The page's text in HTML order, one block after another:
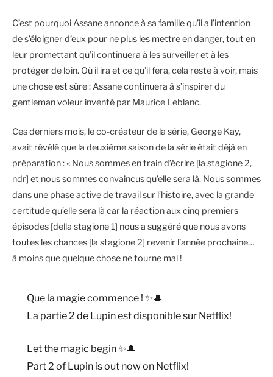
C’est pourquoi Assane annonce à sa famille qu’il a l’intention
de s’éloigner d’eux pour ne plus les mettre en danger, tout en
leur promettant qu’il continuera à les surveiller et à les
protéger de loin. Où il ira et ce qu’il fera, cela reste à voir, mais
une chose est sûre : Assane continuera à s’inspirer du
gentleman voleur inventé par Maurice Leblanc.
Ces derniers mois, le co-créateur de la série, George Kay,
avait révélé que la deuxième saison de la série était déjà en
préparation : « Nous sommes en train d’écrire [la stagione 2,
ndr] et nous sommes convaincus qu’elle sera là. Nous sommes
dans une phase active de travail sur l’histoire, avec la grande
certitude qu’elle sera là car la réaction aux cinq premiers
épisodes [della stagione 1] nous a suggéré que nous avons
toutes les chances [la stagione 2] revenir l’année prochaine…
à moins que quelque chose ne tourne mal !
Que la magie commence ! ✨🎩
La partie 2 de Lupin est disponible sur Netflix!
Let the magic begin ✨🎩
Part 2 of Lupin is out now on Netflix!